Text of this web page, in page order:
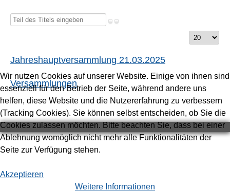
Teil
eingeben
Anzeige
Jahreshauptversammlung 21.03.2025
Versammlungen
Wir nutzen Cookies auf unserer Website. Einige von ihnen sind
essenziell für den Betrieb der Seite, während andere uns
helfen, diese Website und die Nutzererfahrung zu verbessern
(Tracking Cookies). Sie können selbst entscheiden, ob Sie die
Cookies zulassen möchten. Bitte beachten Sie, dass bei einer
Ablehnung womöglich nicht mehr alle Funktionalitäten der
Seite zur Verfügung stehen.
Akzeptieren
Weitere Informationen